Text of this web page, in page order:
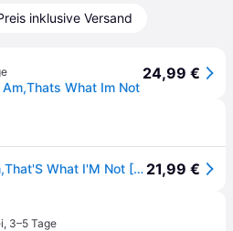
inklusive Versand
What Im Not
24,99 €
Whatever People Say I am,That'S What I'M Not [Vinyl LP] 21,99 €
, 3–5 Tage